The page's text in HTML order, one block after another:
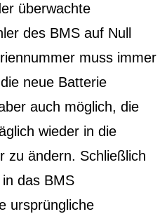
überwachte
des BMS auf Null
muss immer
neue Batterie
auch möglich, die
wieder in die
zu ändern. Schließlich
das BMS
ursprüngliche